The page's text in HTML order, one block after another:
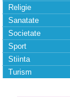
Religie
Sanatate
Societate
Sport
Stiinta
Turism